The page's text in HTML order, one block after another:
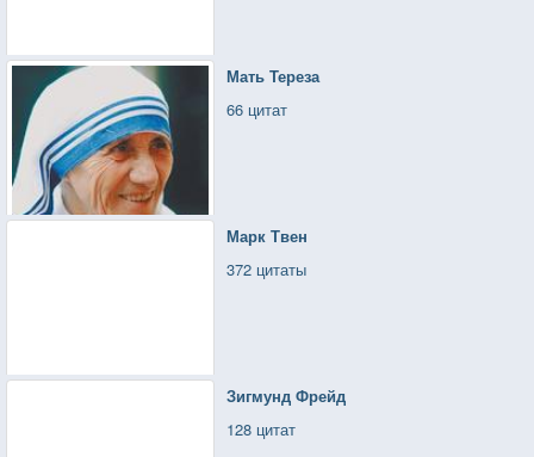
Мать Тереза
66 цитат
Марк Твен
372 цитаты
Зигмунд Фрейд
128 цитат